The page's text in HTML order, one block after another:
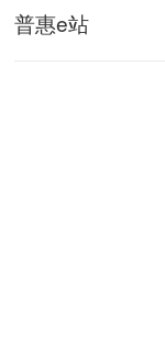
普惠e站